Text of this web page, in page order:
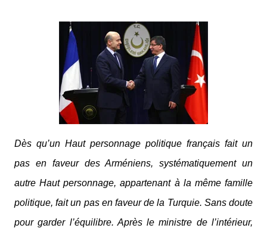
Dès qu’un Haut personnage politique français fait un
pas en faveur des Arméniens, systématiquement un
autre Haut personnage, appartenant à la même famille
politique, fait un pas en faveur de la Turquie. Sans doute
pour garder l’équilibre. Après le ministre de l’intérieur,